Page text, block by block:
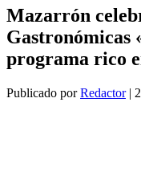
Mazarrón
Gastronómicas
programa rico
Publicado porRedactor|